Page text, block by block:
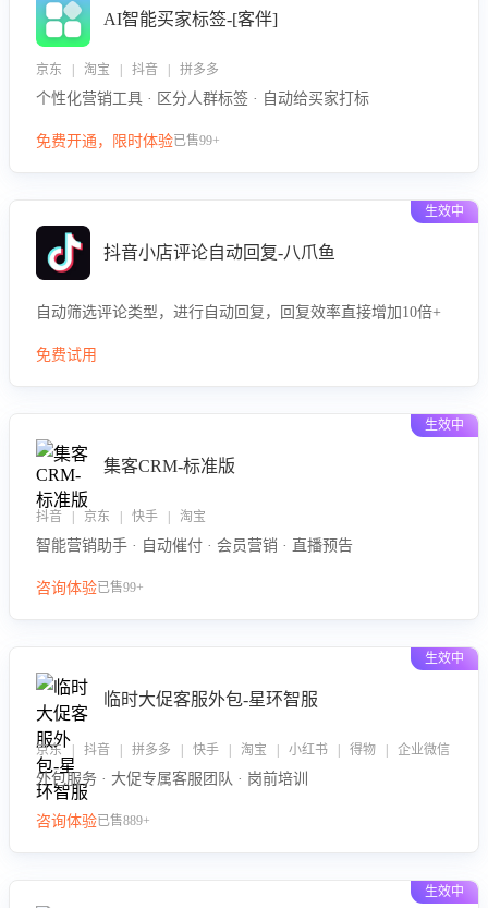
AI智能买家标签-[客伴]
京东 | 淘宝 | 抖音 | 拼多多
个性化营销工具 · 区分人群标签 · 自动给买家打标
免费开通，限时体验已售99+
生效中
抖音小店评论自动回复-八爪鱼
自动筛选评论类型，进行自动回复，回复效率直接增加10倍+
免费试用
生效中
集客CRM-标准版
抖音 | 京东 | 快手 | 淘宝
智能营销助手 · 自动催付 · 会员营销 · 直播预告
咨询体验已售99+
生效中
临时大促客服外包-星环智服
京东 | 抖音 | 拼多多 | 快手 | 淘宝 | 小红书 | 得物 | 企业微信
外包服务 · 大促专属客服团队 · 岗前培训
咨询体验已售889+
生效中